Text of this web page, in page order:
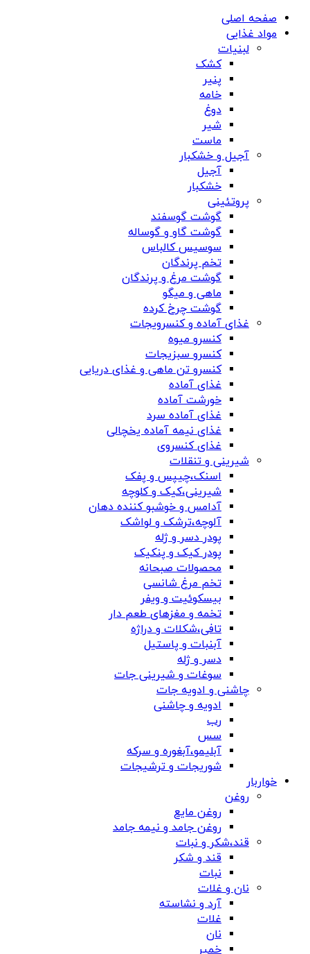
صفحه اصلی
مواد غذایی
لبنیات
کشک
پنیر
خامه
دوغ
شیر
ماست
آجیل و خشکبار
آجیل
خشکبار
پروتئینی
گوشت گوسفند
گوشت گاو و گوساله
سوسیس کالباس
تخم پرندگان
گوشت مرغ و پرندگان
ماهی و میگو
گوشت چرخ کرده
غذای آماده و کنسرویجات
کنسرو میوه
کنسرو سبزیجات
کنسرو تن ماهی و غذای دریایی
غذای آماده
خورشت آماده
غذای آماده سرد
غذای نیمه آماده یخچالی
غذای کنسروی
شیرینی و تنقلات
اسنک،چیپس و پفک
شیرینی،کیک و کلوچه
آدامس و خوشبو کننده دهان
آلوچه،ترشک و لواشک
پودر دسر و ژله
پودر کیک و پنکیک
محصولات صبحانه
تخم مرغ شانسی
بیسکوئیت و ویفر
تخمه و مغزهای طعم دار
تافی،شکلات و دراژه
آبنبات و پاستیل
دسر و ژله
سوغات و شیرینی جات
چاشنی و ادویه جات
ادویه و چاشنی
رب
سس
آبلیمو،آبغوره و سرکه
شوریجات و ترشیجات
خواربار
روغن
روغن مایع
روغن جامد و نیمه جامد
قند،شکر و نبات
قند و شکر
نبات
نان و غلات
آرد و نشاسته
غلات
نان
خمیر